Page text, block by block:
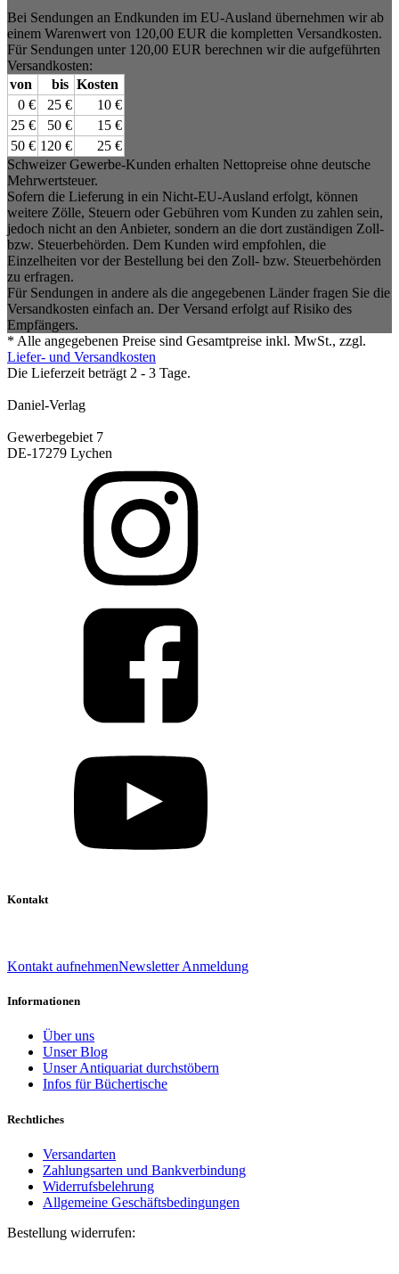
Bei Sendungen an Endkunden im EU-Ausland übernehmen wir ab
einem Warenwert von 120,00 EUR die kompletten Versandkosten.
Für Sendungen unter 120,00 EUR berechnen wir die aufgeführten
Versandkosten:
von
bis Kosten
0 €
25 €
10 €
25 €
50 €
15 €
50 € 120 €
25 €
Schweizer Gewerbe-Kunden erhalten Nettopreise ohne deutsche
Mehrwertsteuer.
Sofern die Lieferung in ein Nicht-EU-Ausland erfolgt, können
weitere Zölle, Steuern oder Gebühren vom Kunden zu zahlen sein,
jedoch nicht an den Anbieter, sondern an die dort zuständigen Zoll-
bzw. Steuerbehörden. Dem Kunden wird empfohlen, die
Einzelheiten vor der Bestellung bei den Zoll- bzw. Steuerbehörden
zu erfragen.
Für Sendungen in andere als die angegebenen Länder fragen Sie die
Versandkosten einfach an. Der Versand erfolgt auf Risiko des
Empfängers.
* Alle angegebenen Preise sind Gesamtpreise inkl. MwSt., zzgl.
Liefer- und Versandkosten
Die Lieferzeit beträgt 2 - 3 Tage.
Daniel-Verlag
Gewerbegebiet 7
DE-17279 Lychen
Kontakt
Kontakt aufnehmenNewsletter Anmeldung
Informationen
Über uns
Unser Blog
Unser Antiquariat durchstöbern
Infos für Büchertische
Rechtliches
Versandarten
Zahlungsarten und Bankverbindung
Widerrufsbelehrung
Allgemeine Geschäftsbedingungen
Bestellung widerrufen: